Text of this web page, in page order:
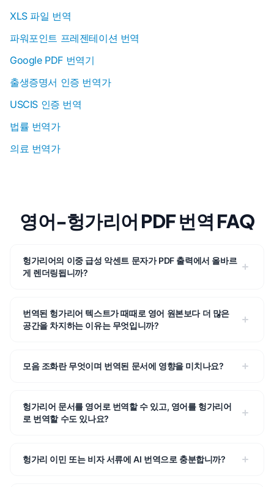
XLS 파일 번역
파워포인트 프레젠테이션 번역
Google PDF 번역기
출생증명서 인증 번역가
USCIS 인증 번역
법률 번역가
의료 번역가
영어-헝가리어 PDF 번역 FAQ
헝가리어의 이중 급성 악센트 문자가 PDF 출력에서 올바르
게 렌더링됩니까?
번역된 헝가리어 텍스트가 때때로 영어 원본보다 더 많은
공간을 차지하는 이유는 무엇입니까?
모음 조화란 무엇이며 번역된 문서에 영향을 미치나요?
헝가리어 문서를 영어로 번역할 수 있고, 영어를 헝가리어
로 번역할 수도 있나요?
헝가리 이민 또는 비자 서류에 AI 번역으로 충분합니까?